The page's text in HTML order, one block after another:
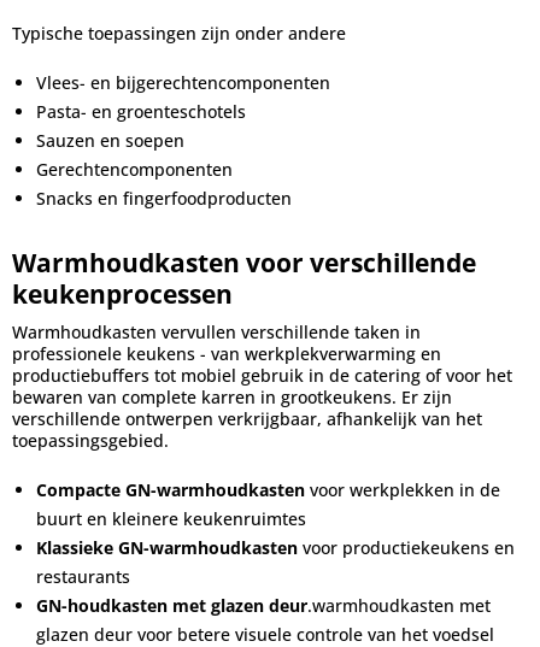
Typische toepassingen zijn onder andere
Vlees- en bijgerechtencomponenten
Pasta- en groenteschotels
Sauzen en soepen
Gerechtencomponenten
Snacks en fingerfoodproducten
Warmhoudkasten voor verschillende
keukenprocessen
Warmhoudkasten vervullen verschillende taken in
professionele keukens - van werkplekverwarming en
productiebuffers tot mobiel gebruik in de catering of voor het
bewaren van complete karren in grootkeukens. Er zijn
verschillende ontwerpen verkrijgbaar, afhankelijk van het
toepassingsgebied.
Compacte GN-warmhoudkasten voor werkplekken in de
buurt en kleinere keukenruimtes
Klassieke GN-warmhoudkasten voor productiekeukens en
restaurants
GN-houdkasten met glazen deur.warmhoudkasten met
glazen deur voor betere visuele controle van het voedsel